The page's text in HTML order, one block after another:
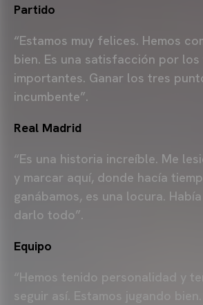
Partido
“Estamos muy felices. Hemos
bien. Es una satisfacción por
importantes. Ganar los tres
incumbente”.
Real Madrid
“Es una historia increíble. Me
y marcar aquí, donde hacía
ganábamos, es una locura.
darlo todo”.
Equipo
“Hemos tenido personalidad y
seguir así. Estamos jugando